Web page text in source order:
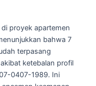
proyek apartemen
bahwa 7
terpasang
ketebalan profil
0407-1989. Ini